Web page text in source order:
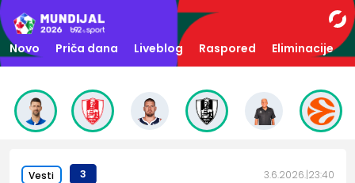
Novo Priča dana Liveblog Raspored Eliminacije
Vesti 3 3.6.2026. 23:40